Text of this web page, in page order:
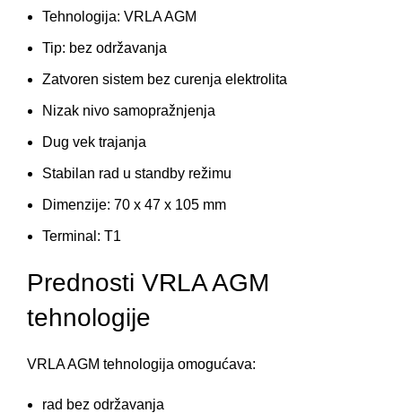
Tehnologija: VRLA AGM
Tip: bez održavanja
Zatvoren sistem bez curenja elektrolita
Nizak nivo samopražnjenja
Dug vek trajanja
Stabilan rad u standby režimu
Dimenzije: 70 x 47 x 105 mm
Terminal: T1
Prednosti VRLA AGM
tehnologije
VRLA AGM tehnologija omogućava:
rad bez održavanja